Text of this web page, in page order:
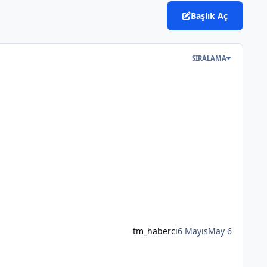
Başlık Aç
SIRALAMA
tm_haberci6 MayısMay 6